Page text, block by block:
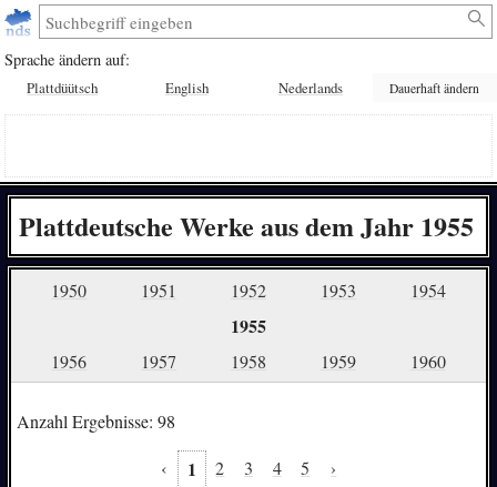
Sprache ändern auf:
Plattdüütsch English Nederlands Dauerhaft ändern
Plattdeutsche Werke aus dem Jahr 1955
1950 1951 1952 1953 1954
1955
1956 1957 1958 1959 1960
Anzahl Ergebnisse: 98
‹ 1 2 3 4 5 ›